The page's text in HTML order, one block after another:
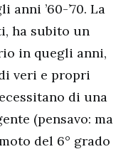
’60-’70. La
ha subito un
in quegli anni,
veri e propri
di una
(pensavo: ma
del 6° grado